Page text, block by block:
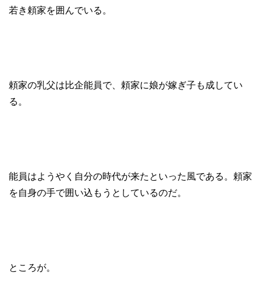
若き頼家を囲んでいる。
頼家の乳父は比企能員で、頼家に娘が嫁ぎ子も成してい
る。
能員はようやく自分の時代が来たといった風である。頼家
を自身の手で囲い込もうとしているのだ。
ところが。